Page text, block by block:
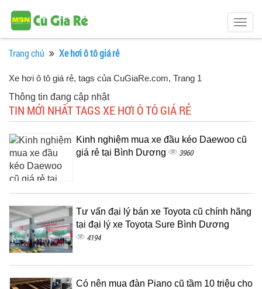
Trang chủ Xe hơi ô tô giá rẻ
Xe hơi ô tô giá rẻ, tags của CuGiaRe.com, Trang 1
Thông tin đang cập nhật
TIN MỚI NHẤT TAGS XE HƠI Ô TÔ GIÁ RẺ
Kinh nghiệm mua xe đầu kéo Daewoo cũ
giá rẻ tại Bình Dương
3960
Tư vấn đại lý bán xe Toyota cũ chính hãng
tại đại lý xe Toyota Sure Bình Dương
4194
Có nên mua đàn Piano cũ tầm 10 triệu cho